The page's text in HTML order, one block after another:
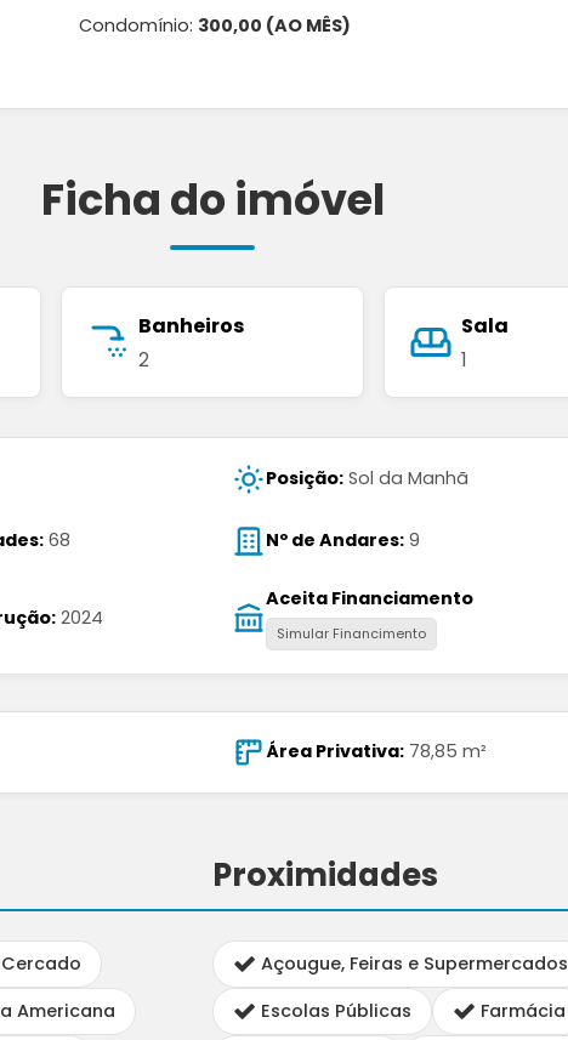
Condomínio: 300,00 (AO MÊS)
Ficha do imóvel
Banheiros
2
Sala
1
Posição: Sol da Manhã
68 Nº de Andares: 9
2024
Aceita Financiamento
Simular Financimento
Área Privativa: 78,85 m²
Cercado
Americana
Proximidades
Açougue, Feiras e Supermercados
Escolas Públicas
Farmácia